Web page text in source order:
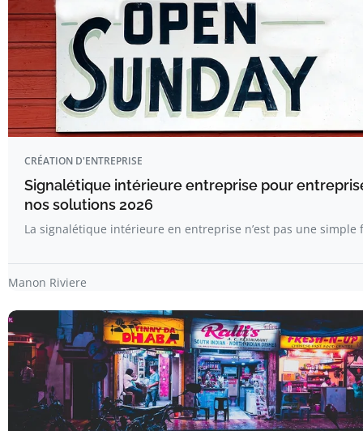
CRÉATION D'ENTREPRISE
Signalétique intérieure entreprise pour
nos solutions 2026
La signalétique intérieure en entreprise n’est pas une
Manon Riviere